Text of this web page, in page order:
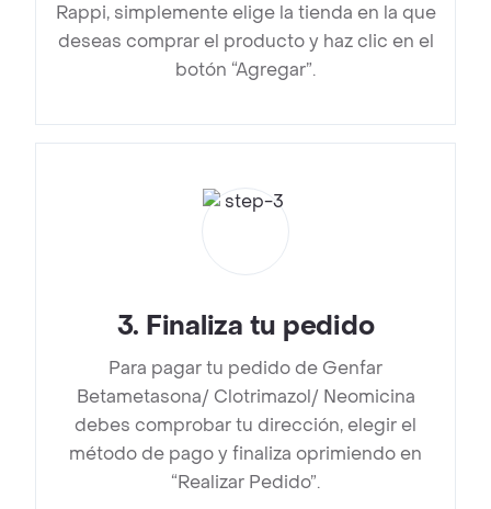
Rappi, simplemente elige la tienda en la que
deseas comprar el producto y haz clic en el
botón “Agregar”.
3. Finaliza tu pedido
Para pagar tu pedido de Genfar
Betametasona/ Clotrimazol/ Neomicina
debes comprobar tu dirección, elegir el
método de pago y finaliza oprimiendo en
“Realizar Pedido”.